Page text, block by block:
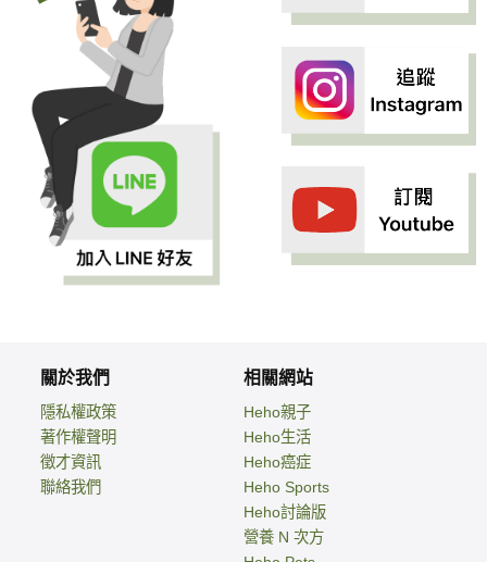
關於我們
隱私權政策
著作權聲明
徵才資訊
聯絡我們
相關網站
Heho親子
Heho生活
Heho癌症
Heho Sports
Heho討論版
營養 N 次方